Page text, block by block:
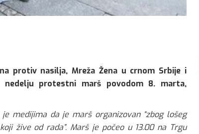
protiv nasilja, Mreža Žena u crnom Srbije i
nedelju protestni marš povodom 8. marta,
medijima da je marš organizovan “zbog lošeg
žive od rada”. Marš je počeo u 13.00 na Trgu